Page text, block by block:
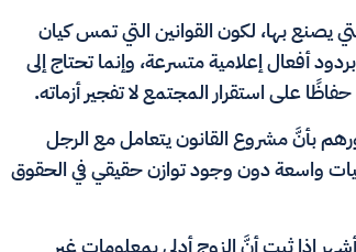
يصنع بها، لكون القوانين التي تمس كيان
أفعال إعلامية متسرعة، وإنما تحتاج إلى
على استقرار المجتمع لا تفجير أزماته.
بأنَّ مشروع القانون يتعامل مع الرجل
واسعة دون وجود توازن حقيقي في الحقوق